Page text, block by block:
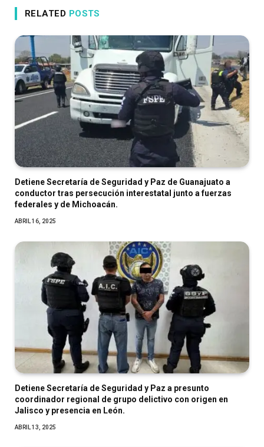
RELATED POSTS
Detiene Secretaría de Seguridad y Paz de Guanajuato a
conductor tras persecución interestatal junto a fuerzas
federales y de Michoacán.
ABRIL 16, 2025
Detiene Secretaría de Seguridad y Paz a presunto
coordinador regional de grupo delictivo con origen en
Jalisco y presencia en León.
ABRIL 13, 2025